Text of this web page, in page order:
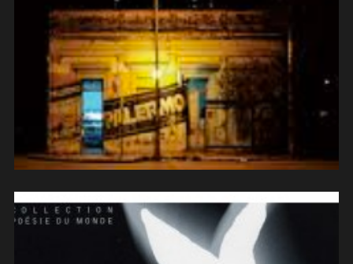
Gustavo Gancedo- La Strapata
(2009)(contrebasse)